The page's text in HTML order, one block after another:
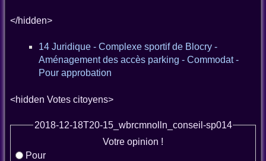
</hidden>
14 Juridique - Complexe sportif de Blocry -
Aménagement des accès parking - Commodat -
Pour approbation
<hidden Votes citoyens>
2018-12-18T20-15_wbrcmnolln_conseil-sp014
Votre opinion !
Pour